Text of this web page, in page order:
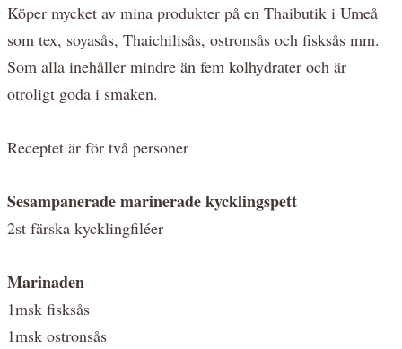
Köper mycket av mina produkter på en Thaibutik i Umeå
som tex, soyasås, Thaichilisås, ostronsås och fisksås mm.
Som alla inehåller mindre än fem kolhydrater och är
otroligt goda i smaken.
Receptet är för två personer
Sesampanerade marinerade kycklingspett
2st färska kycklingfiléer
Marinaden
1msk fisksås
1msk ostronsås